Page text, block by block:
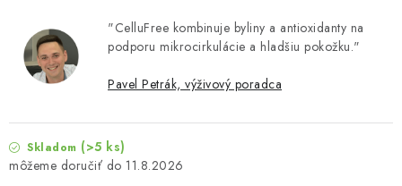
"CelluFree kombinuje byliny a antioxidanty na
podporu mikrocirkulácie a hladšiu pokožku."
Pavel Petrák, výživový poradca
Skladom (>5 ks)
11.8.2026